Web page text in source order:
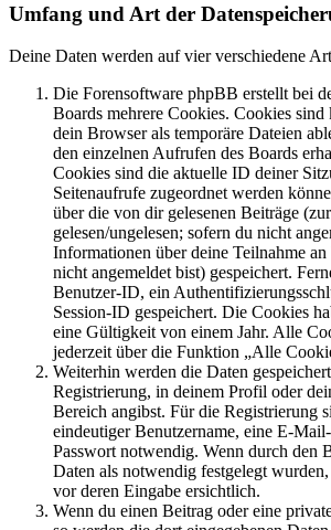
Umfang und Art der
Deine Daten werden auf vier verschiedene
Die Forensoftware phpBB erstellt bei
Boards mehrere Cookies. Cookies
dein Browser als temporäre Dateien
den einzelnen Aufrufen des Boards
Cookies sind die aktuelle ID deiner
Seitenaufrufe zugeordnet werden
über die von dir gelesenen Beiträge
gelesen/ungelesen; sofern du nicht
Informationen über deine Teilnahme
nicht angemeldet bist) gespeichert.
Benutzer-ID, ein
Session-ID gespeichert. Die Cookies
eine Gültigkeit von einem Jahr. Alle
jederzeit über die Funktion „Alle
Weiterhin werden die Daten
Registrierung, in deinem Profil oder
Bereich angibst. Für die Registrierung
eindeutiger Benutzername, eine E-
Passwort notwendig. Wenn durch den
Daten als notwendig festgelegt
vor deren Eingabe ersichtlich.
Wenn du einen Beitrag oder eine